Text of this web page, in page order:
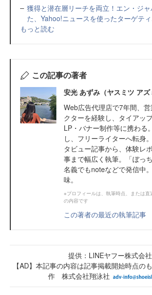
獲得と潜在層リーチを両立！エン・ジ
た、Yahoo!ニュースを使ったターゲテ
もっと読む
この記事の著者
安光 あずみ（ヤスミツ アズ
Web広告代理店で7年間、
クターを経験し、タイアッ
LP・バナー制作等に携わる
し、フリーライターへ転身
タビュー記事から、体験レ
事まで幅広く執筆。「ぼっ
名義でもnoteなどで発信中
味。
※プロフィールは、執筆時点、または
の内容です
この著者の最近の執筆記事
提供：LINEヤフー株式会社
【AD】本記事の内容は記事掲載開始時点
作 株式会社翔泳社